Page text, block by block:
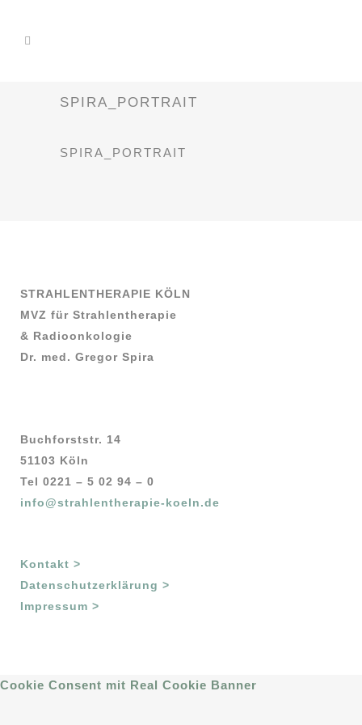
SPIRA_PORTRAIT
SPIRA_PORTRAIT
STRAHLENTHERAPIE KÖLN
MVZ für Strahlentherapie
& Radioonkologie
Dr. med. Gregor Spira
Buchforststr. 14
51103 Köln
Tel 0221 – 5 02 94 – 0
info@strahlentherapie-koeln.de
Kontakt >
Datenschutzerklärung >
Impressum >
Cookie Consent mit Real Cookie Banner